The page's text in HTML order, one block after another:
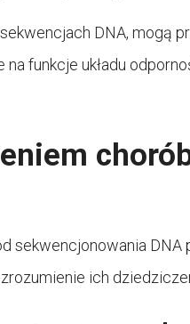
DNA, mogą
funkcje układu
sekwencjonowania DNA
ich